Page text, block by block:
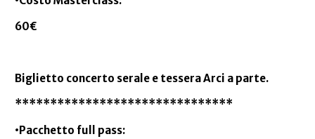
60€
Biglietto concerto serale e tessera Arci a parte.
*******************************
•Pacchetto full pass: